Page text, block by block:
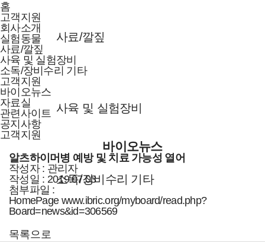
사료/깔짚
사육 및 실험장비
소독/장비수리 기타
홈
고객지원
회사소개
실험동물
사료/깔짚
사육 및 실험장비
소독/장비수리 기타
고객지원
바이오뉴스
자료실
관련사이트
공지사항
고객지원
바이오뉴스
알츠하이머병 예방 및 치료 가능성 열어
작성자: 관리자
작성일 : 2019.07.03
첨부파일 :
HomePage www.ibric.org/myboard/read.php?
Board=news&id=306569
목록으로